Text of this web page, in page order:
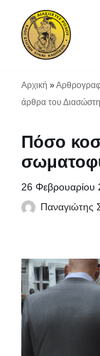
Μεταπηδήστε
Αρχική »
άρθρα του Διασώστη
Πόσο
26 Φεβρουαρίου
Παναγιώτης